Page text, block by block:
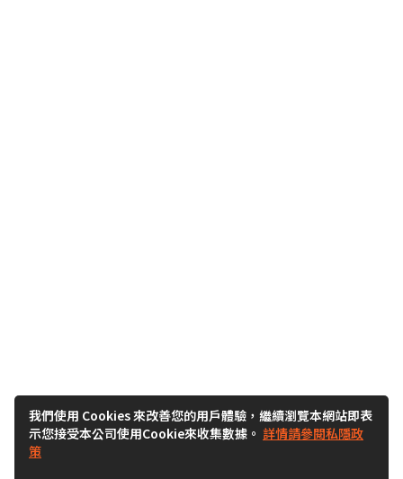
我們使用 Cookies 來改善您的用戶體驗，繼續瀏覽本網站即表
示您接受本公司使用Cookie來收集數據。 詳情請參閱私隱政
策